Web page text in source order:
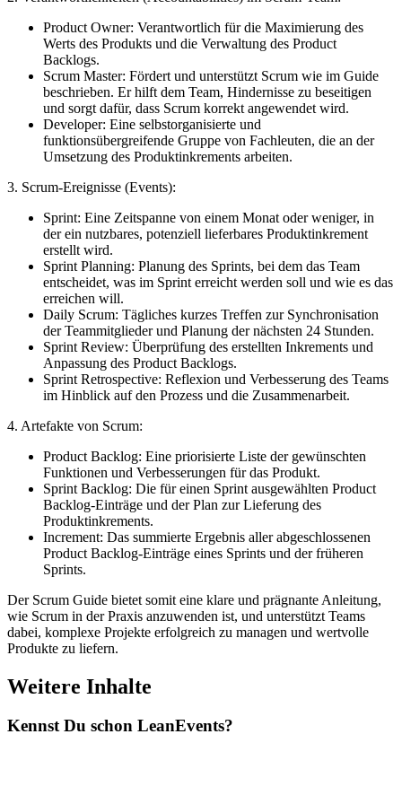
Product Owner: Verantwortlich für die Maximierung des
Werts des Produkts und die Verwaltung des Product
Backlogs.
Scrum Master: Fördert und unterstützt Scrum wie im Guide
beschrieben. Er hilft dem Team, Hindernisse zu beseitigen
und sorgt dafür, dass Scrum korrekt angewendet wird.
Developer: Eine selbstorganisierte und
funktionsübergreifende Gruppe von Fachleuten, die an der
Umsetzung des Produktinkrements arbeiten.
3. Scrum-Ereignisse (Events):
Sprint: Eine Zeitspanne von einem Monat oder weniger, in
der ein nutzbares, potenziell lieferbares Produktinkrement
erstellt wird.
Sprint Planning: Planung des Sprints, bei dem das Team
entscheidet, was im Sprint erreicht werden soll und wie es das
erreichen will.
Daily Scrum: Tägliches kurzes Treffen zur Synchronisation
der Teammitglieder und Planung der nächsten 24 Stunden.
Sprint Review: Überprüfung des erstellten Inkrements und
Anpassung des Product Backlogs.
Sprint Retrospective: Reflexion und Verbesserung des Teams
im Hinblick auf den Prozess und die Zusammenarbeit.
4. Artefakte von Scrum:
Product Backlog: Eine priorisierte Liste der gewünschten
Funktionen und Verbesserungen für das Produkt.
Sprint Backlog: Die für einen Sprint ausgewählten Product
Backlog-Einträge und der Plan zur Lieferung des
Produktinkrements.
Increment: Das summierte Ergebnis aller abgeschlossenen
Product Backlog-Einträge eines Sprints und der früheren
Sprints.
Der Scrum Guide bietet somit eine klare und prägnante Anleitung,
wie Scrum in der Praxis anzuwenden ist, und unterstützt Teams
dabei, komplexe Projekte erfolgreich zu managen und wertvolle
Produkte zu liefern.
Weitere Inhalte
Kennst Du schon LeanEvents?